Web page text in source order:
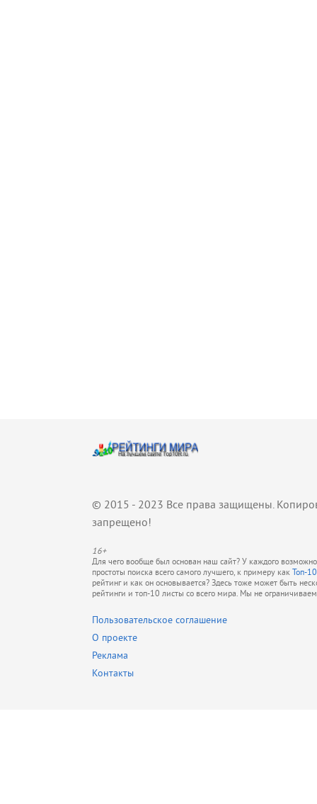
© 2015 - 2023 Все права защищены.
запрещено!
16+
Для чего вообще был основан наш сайт? У каждого
простоты поиска всего самого лучшего, к примеру как Топ-
рейтинг и как он основывается? Здесь тоже может быть
рейтинги и топ-10 листы со всего мира. Мы не
Пользовательское соглашение
О проекте
Реклама
Контакты